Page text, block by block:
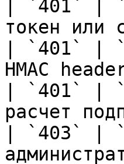
| `401` |
токен
| `401` |
HMAC
| `401` |
расчет
| `403` |